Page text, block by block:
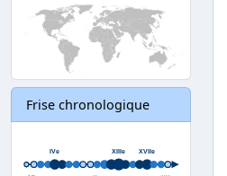
Frise chronologique